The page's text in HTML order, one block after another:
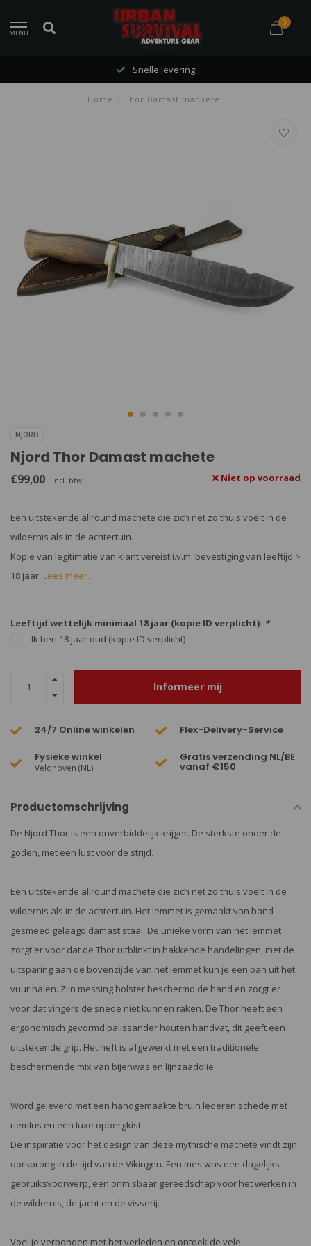
MENU
0
Snelle levering
Home Thor Damast machete
NJORD
Njord Thor Damast machete
€99,00 Incl. btw Niet op voorraad
Een uitstekende allround machete die zich net zo thuis voelt in de
wildernis als in de achtertuin.
Kopie van legitimatie van klant vereist i.v.m. bevestiging van leeftijd >
18 jaar. Lees meer..
Leeftijd wettelijk minimaal 18 jaar (kopie ID verplicht): *
Ik ben 18 jaar oud (kopie ID verplicht)
Informeer mij
24/7 Online winkelen Flex-Delivery-Service
Fysieke winkel
Veldhoven (NL)
Gratis verzending NL/BE
vanaf €150
Productomschrijving
De Njord Thor is een onverbiddelijk krijger. De sterkste onder de
goden, met een lust voor de strijd.
Een uitstekende allround machete die zich net zo thuis voelt in de
wildernis als in de achtertuin. Het lemmet is gemaakt van hand
gesmeed gelaagd damast staal. De unieke vorm van het lemmet
zorgt er voor dat de Thor uitblinkt in hakkende handelingen, met de
uitsparing aan de bovenzijde van het lemmet kun je een pan uit het
vuur halen. Zijn messing bolster beschermd de hand en zorgt er
voor dat vingers de snede niet kunnen raken. De Thor heeft een
ergonomisch gevormd palissander houten handvat, dit geeft een
uitstekende grip. Het heft is afgewerkt met een traditionele
beschermende mix van bijenwas en lijnzaadolie.
Word geleverd met een handgemaakte bruin lederen schede met
riemlus en een luxe opbergkist.
De inspiratie voor het design van deze mythische machete vindt zijn
oorsprong in de tijd van de Vikingen. Een mes was een dagelijks
gebruiksvoorwerp, een onmisbaar gereedschap voor het werken in
de wildernis, de jacht en de visserij.
Voel je verbonden met het verleden en ontdek de vele